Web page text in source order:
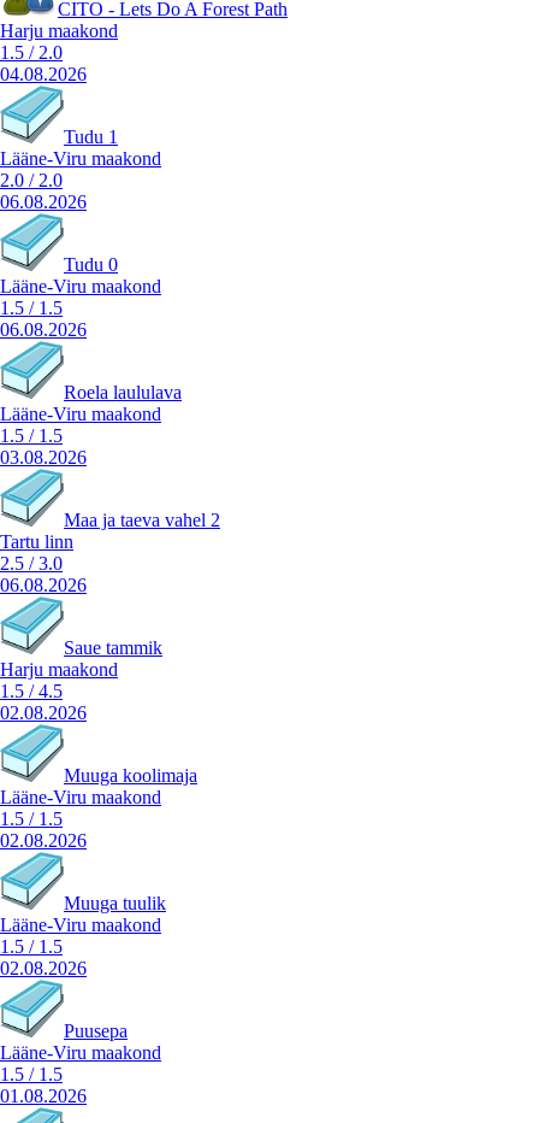
CITO - Lets Do A Forest Path
Harju maakond
1.5 / 2.0
04.08.2026
Tudu 1
Lääne-Viru maakond
2.0 / 2.0
06.08.2026
Tudu 0
Lääne-Viru maakond
1.5 / 1.5
06.08.2026
Roela laululava
Lääne-Viru maakond
1.5 / 1.5
03.08.2026
Maa ja taeva vahel 2
Tartu linn
2.5 /3.0
06.08.2026
Saue tammik
Harju maakond
1.5 /4.5
02.08.2026
Muuga koolimaja
Lääne-Viru maakond
1.5 / 1.5
02.08.2026
Muuga tuulik
Lääne-Viru maakond
1.5 / 1.5
02.08.2026
Puusepa
Lääne-Viru maakond
1.5 / 1.5
01.08.2026